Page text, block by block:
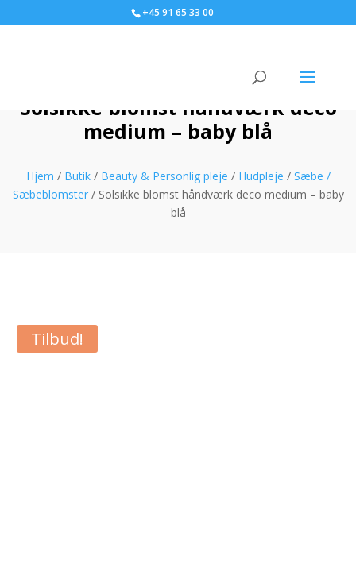
+45 91 65 33 00
Solsikke blomst håndværk deco
medium – baby blå
Hjem / Butik/ Beauty & Personlig pleje / Hudpleje / Sæbe /
Sæbeblomster/ Solsikke blomst håndværk deco medium – baby
blå
Tilbud!